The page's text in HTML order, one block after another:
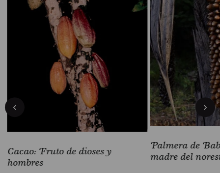
Cacao: Fruto de dioses y
hombres
Palmera de
madre del